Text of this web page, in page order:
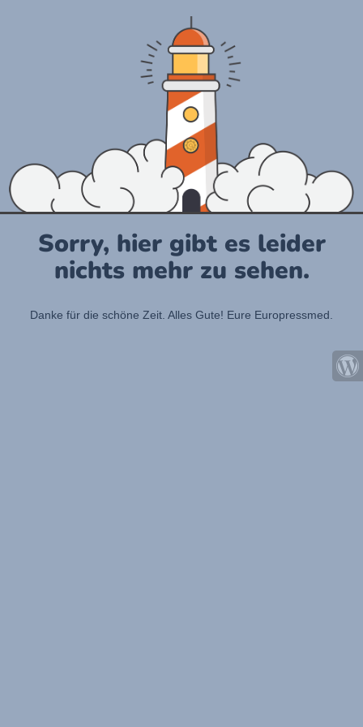
Sorry, hier gibt es leider
nichts mehr zu sehen.
Danke für die schöne Zeit. Alles Gute! Eure Europressmed.